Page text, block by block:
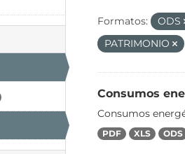
Formatos: ODS
PATRIMONIO
Consumos
Consumos
PDF XLS ODS